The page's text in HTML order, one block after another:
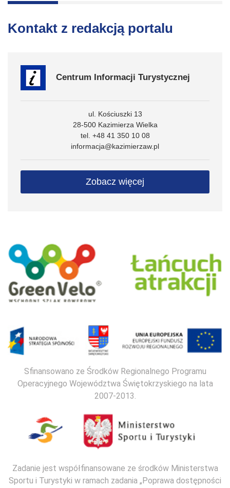
Kontakt z redakcją portalu
Centrum Informacji Turystycznej
ul. Kościuszki 13
28-500 Kazimierza Wielka
tel. +48 41 350 10 08
informacja@kazimierzaw.pl
Zobacz więcej
Sfinansowano ze Środków Regionalnego Programu
Operacyjnego Województwa Świętokrzyskiego na lata
2007-2013.
Zadanie jest współfinansowane ze środków Ministerstwa
Sportu i Turystyki w ramach zadania „Poprawa dostępności